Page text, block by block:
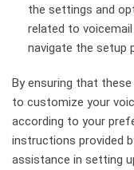
the settings and​
related to voicemail
navigate the setup
By ⁤ensuring that
to customize your
according⁢ to your
instructions ‌provided
assistance‍ in setting